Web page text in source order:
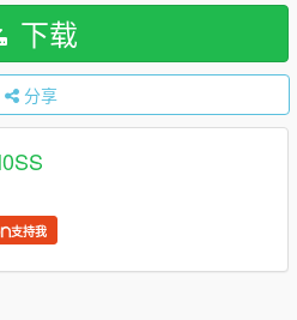
下载
分享
支持我